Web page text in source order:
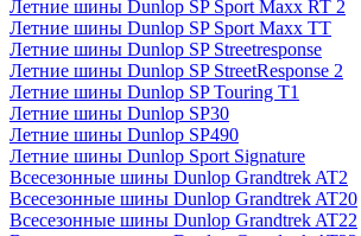
Летние шины Dunlop SP Sport Maxx RT 2
Летние шины Dunlop SP Sport Maxx TT
Летние шины Dunlop SP Streetresponse
Летние шины Dunlop SP StreetResponse 2
Летние шины Dunlop SP Touring T1
Летние шины Dunlop SP30
Летние шины Dunlop SP490
Летние шины Dunlop Sport Signature
Всесезонные шины Dunlop Grandtrek AT2
Всесезонные шины Dunlop Grandtrek AT20
Всесезонные шины Dunlop Grandtrek AT22